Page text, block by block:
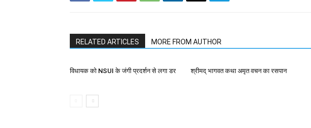
RELATED ARTICLES MORE FROM AUTHOR
विधायक को NSUI के जंगी प्रदर्शन से लगा डर श्रीमद् भागवत कथा अमृत वचन का रसपान